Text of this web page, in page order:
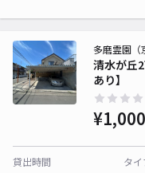
清水が丘
あり】
多磨霊園（
貸出時間
タイ